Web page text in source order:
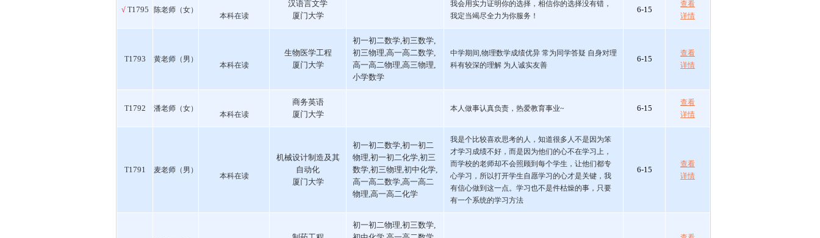
√T1795 陈老师（女）
本科在读
汉语言文学
厦门大学
我会用实力证明你的选择，相信你的选择没有错，
我定当竭尽全力为你服务！
6-15
查看
详情
T1793 黄老师（男）
本科在读
生物医学工程
厦门大学
初一初二数学,初三数学,
初三物理,高一高二数学,
高一高二物理,高三物理,
小学数学
中学期间,物理数学成绩优异 常为同学答疑 自身对理
科有较深的理解 为人诚实友善
6-15
查看
详情
T1792 潘老师（女）
本科在读
商务英语
厦门大学
本人做事认真负责，热爱教育事业~ 6-15
查看
详情
T1791 麦老师（男）
本科在读
机械设计制造及其
自动化
厦门大学
初一初二数学,初一初二
物理,初一初二化学,初三
数学,初三物理,初中化学,
高一高二数学,高一高二
物理,高一高二化学
我是个比较喜欢思考的人，知道很多人不是因为笨
才学习成绩不好，而是因为他们的心不在学习上，
而学校的老师却不会照顾到每个学生，让他们都专
心学习，所以打开学生自愿学习的心才是关键，我
有信心做到这一点。学习也不是件枯燥的事，只要
有一个系统的学习方法
6-15
查看
详情
初一初二物理,初三数学,